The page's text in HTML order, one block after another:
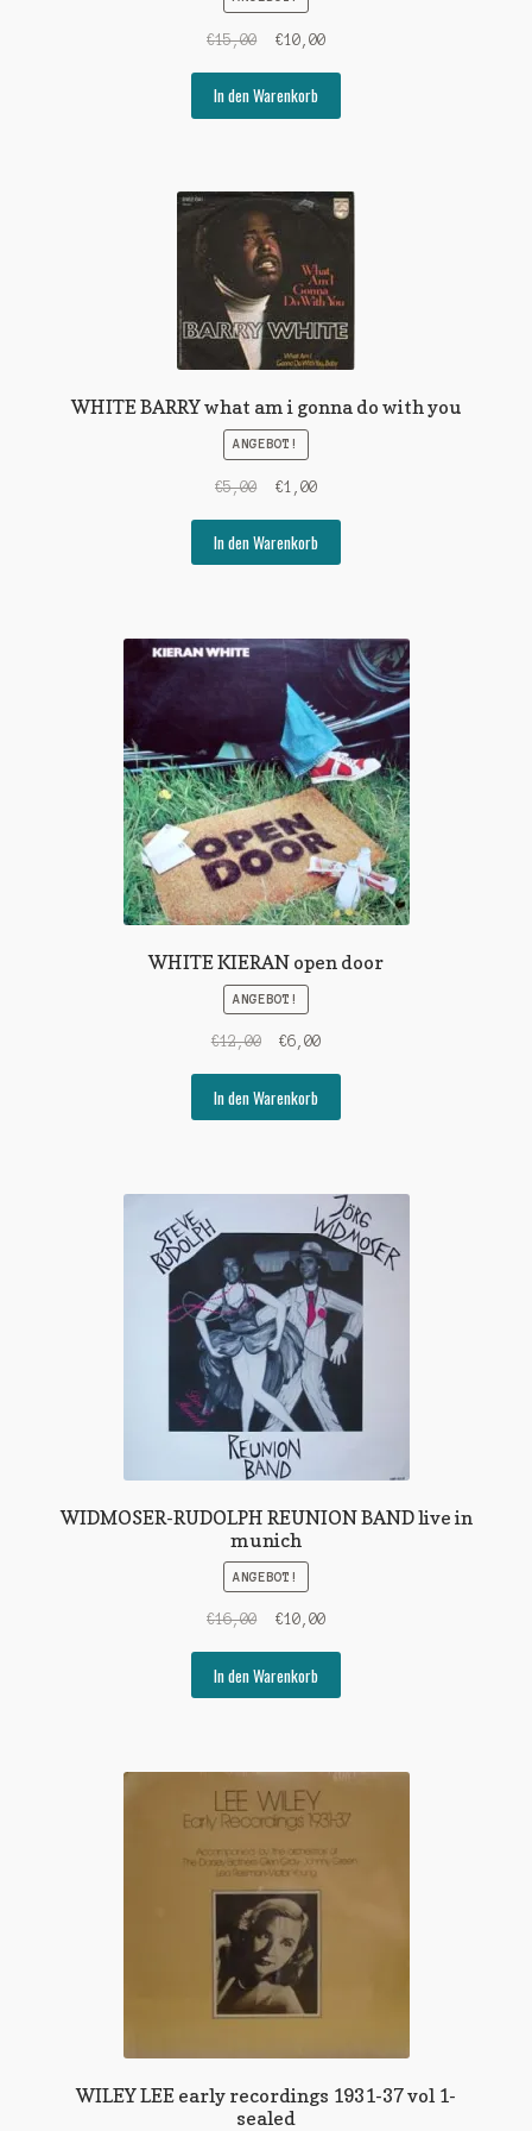
€15,00
Ursprünglicher
war:
€15,00
€10,00Aktueller
€10,00.
In den Warenkorb
WHITE BARRY what am i gonna do with you
ANGEBOT!
€5,00
Ursprünglicher
war:
€5,00
€1,00Aktueller
ist:
€1,00.
In den Warenkorb
WHITE KIERAN open door
ANGEBOT!
€12,00
Ursprünglicher
war:
€12,00
€6,00Aktueller
€6,00.
In den Warenkorb
WIDMOSER-RUDOLPH REUNION BAND live in
munich
ANGEBOT!
€16,00
Ursprünglicher
war:
€16,00
€10,00Aktueller
€10,00.
In den Warenkorb
WILEY LEE early recordings 1931-37 vol 1-
sealed